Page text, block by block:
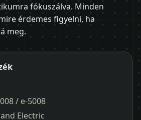
fókuszálva. Minden
érdemes figyelni, ha
meg.
/ e-5008
Electric